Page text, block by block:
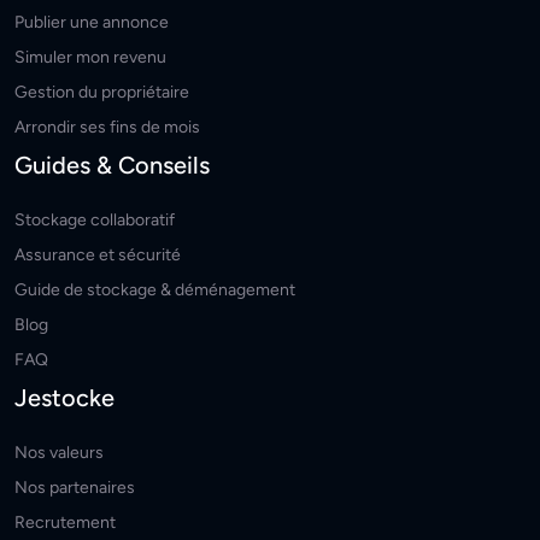
Publier une annonce
Simuler mon revenu
Gestion du propriétaire
Arrondir ses fins de mois
Guides & Conseils
Stockage collaboratif
Assurance et sécurité
Guide de stockage & déménagement
Blog
FAQ
Jestocke
Nos valeurs
Nos partenaires
Recrutement